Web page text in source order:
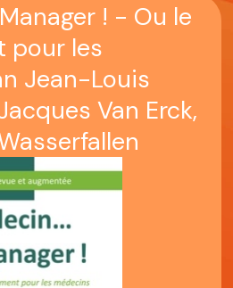
! - Ou le
pour les
Jean-Louis
Van Erck,